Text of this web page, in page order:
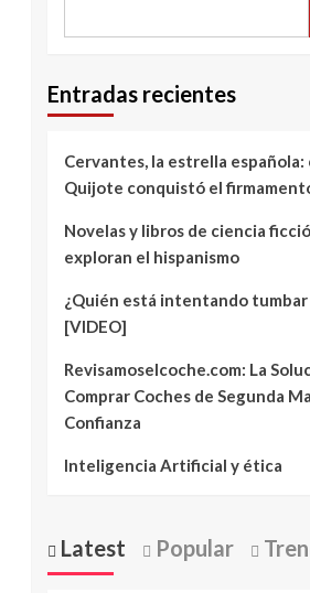
Entradas recientes
Cervantes, la estrella española:
Quijote conquistó el
Novelas y libros de ciencia
exploran el hispanismo
¿Quién está intentando tumbar
[VIDEO]
Revisamoselcoche.com: La
Comprar Coches de Segunda
Confianza
Inteligencia Artificial y ética
Latest Popular